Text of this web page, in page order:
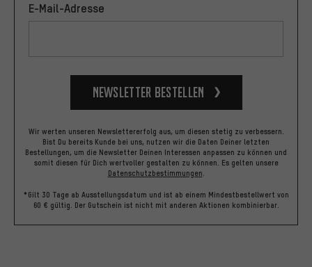
E-Mail-Adresse
Newsletter bestellen
Wir werten unseren Newslettererfolg aus, um diesen stetig zu verbessern.
Bist Du bereits Kunde bei uns, nutzen wir die Daten Deiner letzten
Bestellungen, um die Newsletter Deinen Interessen anpassen zu können und
somit diesen für Dich wertvoller gestalten zu können. Es gelten unsere
Datenschutzbestimmungen.
*Gilt 30 Tage ab Ausstellungsdatum und ist ab einem Mindestbestellwert von
60 € gültig. Der Gutschein ist nicht mit anderen Aktionen kombinierbar.